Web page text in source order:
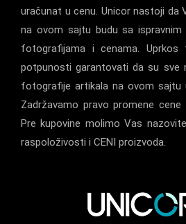
uračunat u cenu. Unicor nastoji da
na ovom sajtu budu sa ispravnim
fotografijama i cenama.
potpunosti garantovati da su sve
fotografije artikala na ovom sajtu
Zadržavamo pravo promene cene
Pre kupovine molimo Vas
raspoloživosti i CENI proizvoda.